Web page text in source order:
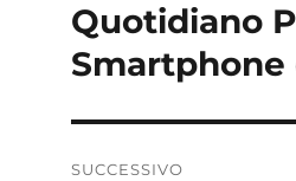
articoli
Articolo
precedente:
Quotidiano
Smartphone
SUCCESSIVO